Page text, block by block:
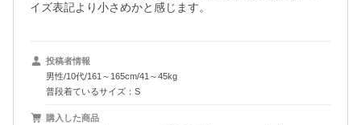
イズ表記より小さめかと感じます。
投稿者情報
男性/10代/161～165cm/41～45kg
普段着ているサイズ：S
購入した商品